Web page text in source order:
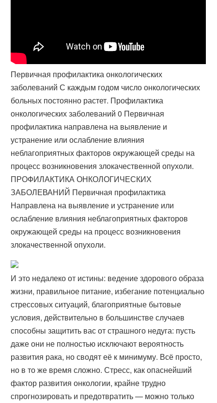
Первичная профилактика онкологических
заболеваний С каждым годом число онкологических
больных постоянно растет. Профилактика
онкологических заболеваний 0 Первичная
профилактика направлена на выявление и
устранение или ослабление влияния
неблагоприятных факторов окружающей среды на
процесс возникновения злокачественной опухоли.
ПРОФИЛАКТИКА ОНКОЛОГИЧЕСКИХ
ЗАБОЛЕВАНИЙ Первичная профилактика
Направлена на выявление и устранение или
ослабление влияния неблагоприятных факторов
окружающей среды на процесс возникновения
злокачественной опухоли.
И это недалеко от истины: ведение здорового образа
жизни, правильное питание, избегание потенциально
стрессовых ситуаций, благоприятные бытовые
условия, действительно в большинстве случаев
способны защитить вас от страшного недуга: пусть
даже они не полностью исключают вероятность
развития рака, но сводят её к минимуму. Всё просто,
но в то же время сложно. Стресс, как опаснейший
фактор развития онкологии, крайне трудно
спрогнозировать и предотвратить — можно только